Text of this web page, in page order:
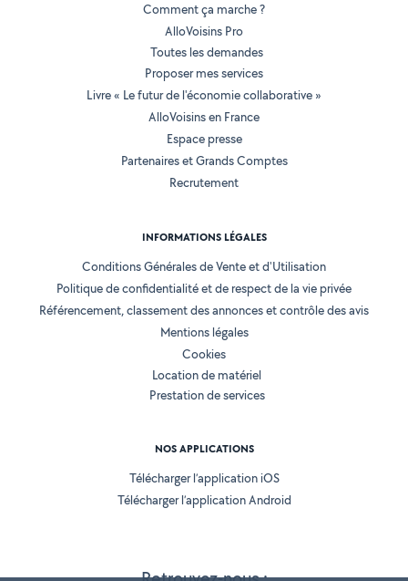
Comment ça marche ?
AlloVoisins Pro
Toutes les demandes
Proposer mes services
Livre « Le futur de l'économie collaborative »
AlloVoisins en France
Espace presse
Partenaires et Grands Comptes
Recrutement
INFORMATIONS LÉGALES
Conditions Générales de Vente et d'Utilisation
Politique de confidentialité et de respect de la vie privée
Référencement, classement des annonces et contrôle des avis
Mentions légales
Cookies
Location de matériel
Prestation de services
NOS APPLICATIONS
Télécharger l’application iOS
Télécharger l’application Android